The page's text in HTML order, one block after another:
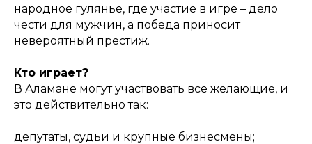
народное гулянье, где участие в игре – дело
чести для мужчин, а победа приносит
невероятный престиж.
Кто играет?
В Аламане могут участвовать все желающие, и
это действительно так:
депутаты, судьи и крупные бизнесмены;